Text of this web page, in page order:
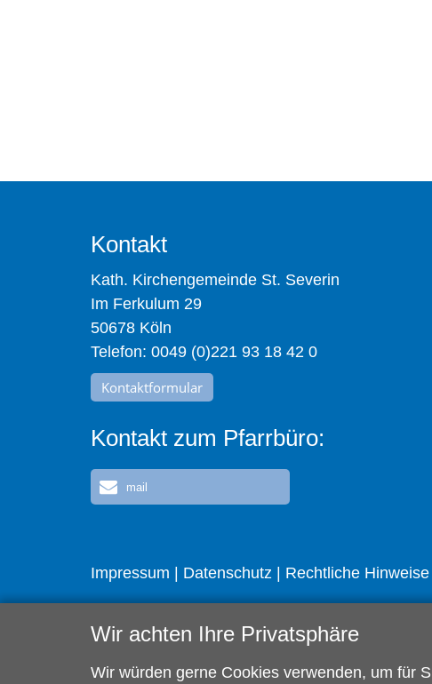
Kontakt
Kath. Kirchengemeinde St. Severin
Im Ferkulum 29
50678 Köln
Telefon: 0049 (0)221 93 18 42 0
Kontaktformular
Kontakt zum Pfarrbüro:
mail
Impressum Datenschutz Rechtliche Hinweise
Wir achten Ihre Privatsphäre
Wir würden gerne Cookies verwenden, um für